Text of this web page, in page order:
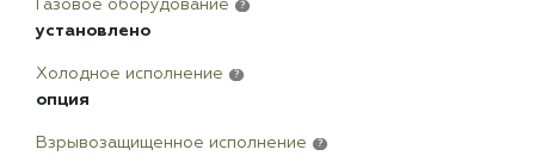
Газовое оборудование ?
установлено
Холодное исполнение ?
опция
Взрывозащищенное исполнение ?